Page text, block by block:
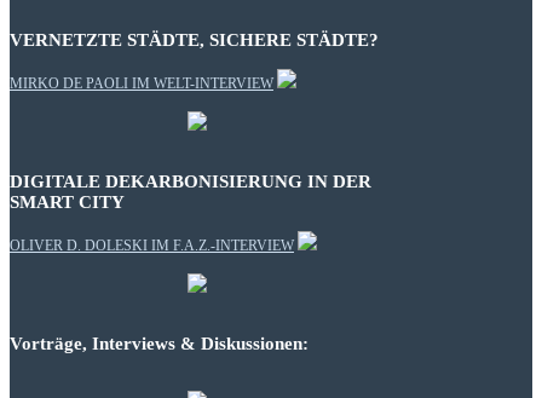
VERNETZTE STÄDTE, SICHERE STÄDTE?
MIRKO DE PAOLI IM WELT-INTERVIEW
DIGITALE DEKARBONISIERUNG IN DER
SMART CITY
OLIVER D. DOLESKI IM F.A.Z.-INTERVIEW
Vorträge, Interviews & Diskussionen: